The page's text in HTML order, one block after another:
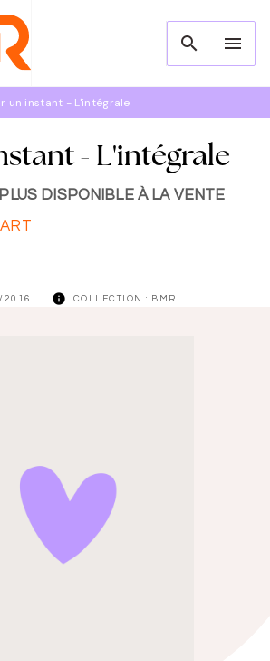
search menu
un instant - L'intégrale
- L'intégrale
DISPONIBLE À LA VENTE
2016 info COLLECTION : BMR